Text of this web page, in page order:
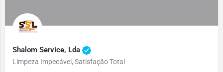
Shalom Service, Lda
Limpeza Impecável, Satisfação Total